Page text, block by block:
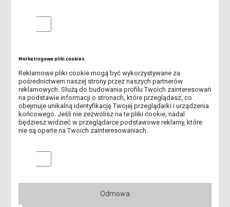
PROCESY ŁĄCZENIOWE W OBWODACH
PODSTAWY MARKETINGU INTERNETOWEGO DLA MAŁYCH FIRM
BEZPIECZNE UŻYTKOWANIE URZĄDZEŃ ELEKTRYCZNYCH
NISKIEGO NAPIĘCIA
NUMERYCZNA ANALIZA SYSTEMÓW DYNAMICZNYCH
BONUM FASTUM FORTUNATUMQUE
Analityczne pliki cookie
Marketingowe pliki cookies
Reklamowe pliki cookie mogą być wykorzystywane za
pośrednictwem naszej strony przez naszych partnerów
reklamowych. Służą do budowania profilu Twoich zainteresowań
na podstawie informacji o stronach, które przeglądasz, co
obejmuje unikalną identyfikację Twojej przeglądarki i urządzenia
końcowego. Jeśli nie zezwolisz na te pliki cookie, nadal
będziesz widzieć w przeglądarce podstawowe reklamy, które
nie są oparte na Twoich zainteresowaniach.
Marketingowe pliki cookies
Odmowa